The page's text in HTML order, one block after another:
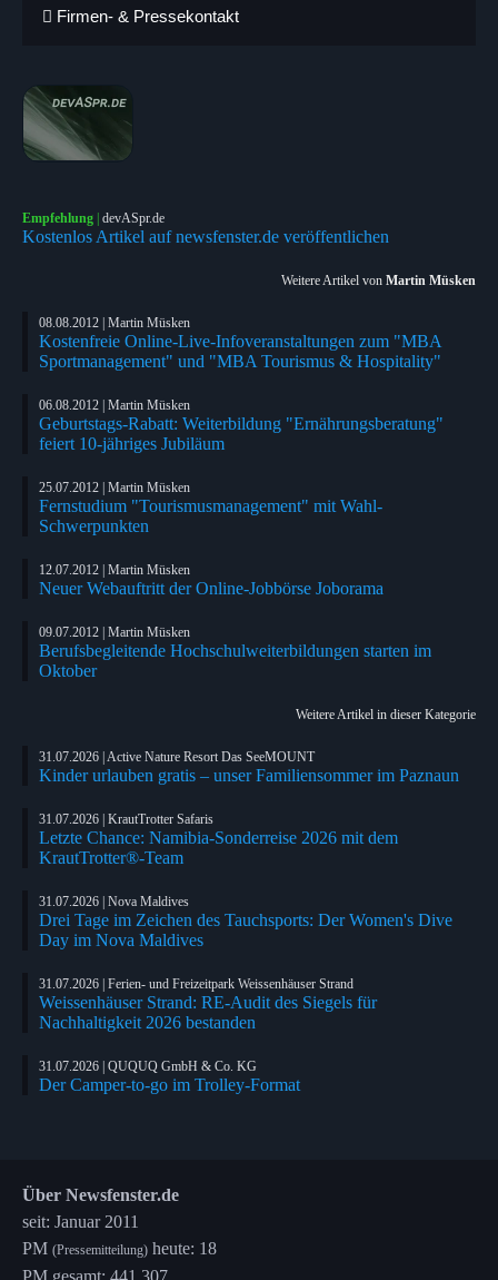
Firmen- & Pressekontakt
Empfehlung | devASpr.de
Kostenlos Artikel auf newsfenster.de veröffentlichen
Weitere Artikel von Martin Müsken
08.08.2012 | Martin Müsken
Kostenfreie Online-Live-Infoveranstaltungen zum "MBA
Sportmanagement" und "MBA Tourismus & Hospitality"
06.08.2012 | Martin Müsken
Geburtstags-Rabatt: Weiterbildung "Ernährungsberatung"
feiert 10-jähriges Jubiläum
25.07.2012 | Martin Müsken
Fernstudium "Tourismusmanagement" mit Wahl-
Schwerpunkten
12.07.2012 | Martin Müsken
Neuer Webauftritt der Online-Jobbörse Joborama
09.07.2012 | Martin Müsken
Berufsbegleitende Hochschulweiterbildungen starten im
Oktober
Weitere Artikel in dieser Kategorie
31.07.2026 | Active Nature Resort Das SeeMOUNT
Kinder urlauben gratis – unser Familiensommer im Paznaun
31.07.2026 | KrautTrotter Safaris
Letzte Chance: Namibia-Sonderreise 2026 mit dem
KrautTrotter®-Team
31.07.2026 | Nova Maldives
Drei Tage im Zeichen des Tauchsports: Der Women's Dive
Day im Nova Maldives
31.07.2026 | Ferien- und Freizeitpark Weissenhäuser Strand
Weissenhäuser Strand: RE-Audit des Siegels für
Nachhaltigkeit 2026 bestanden
31.07.2026 | QUQUQ GmbH & Co. KG
Der Camper-to-go im Trolley-Format
Über Newsfenster.de
seit: Januar 2011
PM (Pressemitteilung) heute: 18
PM gesamt: 441.307